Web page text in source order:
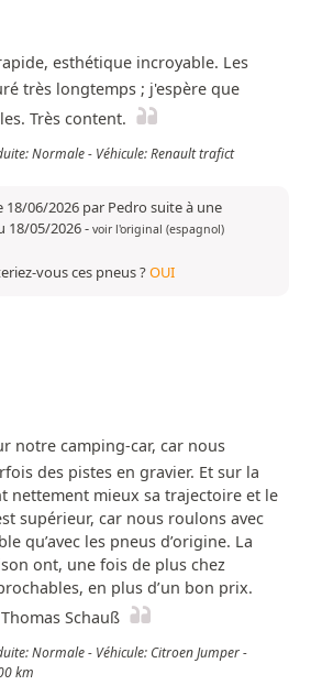
esthétique incroyable. Les
très longtemps ; j'espère que
Très content.
Normale - Véhicule: Renault trafict
06/2026 par Pedro suite à une
18/05/2026- voir l'original (espagnol)
vous ces pneus ?OUI
notre camping-car, car nous
des pistes en gravier. Et sur la
nettement mieux sa trajectoire et le
supérieur, car nous roulons avec
qu’avec les pneus d’origine. La
ont, une fois de plus chez
en plus d’un bon prix.
Schauß
Normale - Véhicule: Citroen Jumper -
km